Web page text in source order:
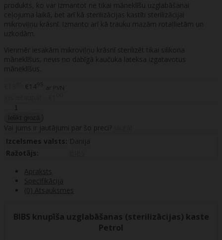
produkts, ko var izmantot ne tikai māneklīšu uzglabāšanai
ceļojuma laikā, bet arī kā sterilizācijas kastīti sterilizācijai
mikroviļņu krāsnī. Izmanto arī kā trauku mazām rotaļlietām un
uzkodām.
Vienmēr iesakām mikroviļņu krāsnī sterilizēt tikai silikona
māneklīšus, nevis no dabīgā kaučuka lateksa izgatavotus
māneklīšus.
€1495 ar PVN
Vai jums ir jautājumi par šo preci?
Izcelsmes valsts: Danija
Ražotājs:
Apraksts
Specifikācija
(0) Atsauksmes
BIBS knupīša uzglabāšanas (sterilizācijas) kaste
Petrol